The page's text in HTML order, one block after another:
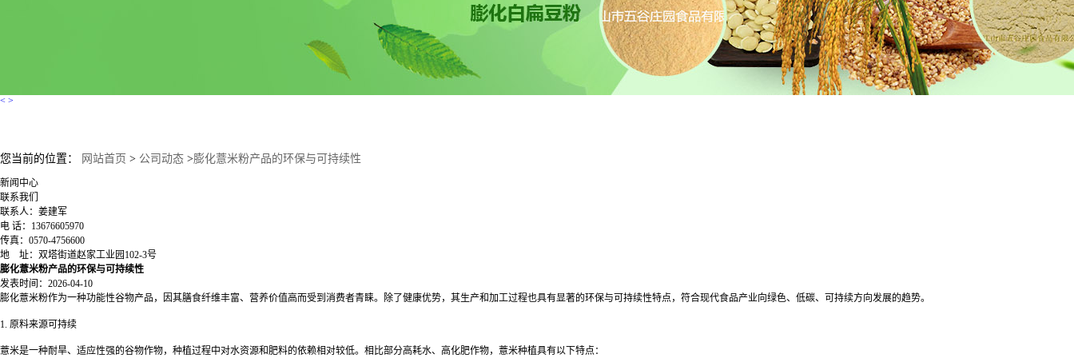
< >
您当前的位置： 网站首页 > 公司动态 >膨化薏米粉产品的环保与可持续性
新闻中心
联系我们
联系人：姜建军
电 话：13676605970
传真：0570-4756600
地 址：双塔街道赵家工业园102-3号
膨化薏米粉产品的环保与可持续性
发表时间：2026-04-10
膨化薏米粉作为一种功能性谷物产品，因其膳食纤维丰富、营养价值高而受到消费者青睐。除了健康优势，其生产和加工过程也具有显著的环保与可持续性特点，符合现代食品产业向绿色、低碳、可持续方向发展的趋势。
1. 原料来源可持续
薏米是一种耐旱、适应性强的谷物作物，种植过程中对水资源和肥料的依赖相对较低。相比部分高耗水、高化肥作物，薏米种植具有以下特点：